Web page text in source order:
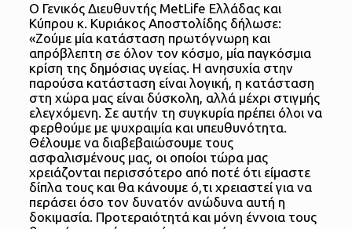
Ο Γενικός Διευθυντής MetLife Eλλάδας και
Κύπρου κ. Κυριάκος Αποστολίδης δήλωσε:
«Ζούμε μία κατάσταση πρωτόγνωρη και
απρόβλεπτη σε όλον τον κόσμο, μία παγκόσμια
κρίση της δημόσιας υγείας. Η ανησυχία στην
παρούσα κατάσταση είναι λογική, η κατάσταση
στη χώρα μας είναι δύσκολη, αλλά μέχρι στιγμής
ελεγχόμενη. Σε αυτήν τη συγκυρία πρέπει όλοι να
φερθούμε με ψυχραιμία και υπευθυνότητα.
Θέλουμε να διαβεβαιώσουμε τους
ασφαλισμένους μας, οι οποίοι τώρα μας
χρειάζονται περισσότερο από ποτέ ότι είμαστε
δίπλα τους και θα κάνουμε ό,τι χρειαστεί για να
περάσει όσο τον δυνατόν ανώδυνα αυτή η
δοκιμασία. Προτεραιότητά και μόνη έννοια τους